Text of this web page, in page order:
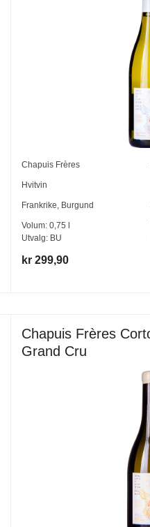
Chapuis Frères
Hvitvin
Frankrike Burgund
Volum:0,75 l
Utvalg: BU
kr 299,90
Chapuis Frères
Grand Cru